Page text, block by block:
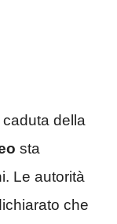
della
sta
Le autorità
che